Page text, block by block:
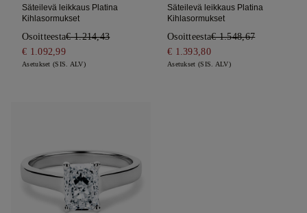
Säteilevä leikkaus Platina
Kihlasormukset
Osoitteesta€ 1.214,43
€ 1.092,99
Asetukset (SIS. ALV)
Säteilevä leikkaus Platina
Kihlasormukset
Osoitteesta€ 1.548,67
€ 1.393,80
Asetukset (SIS. ALV)